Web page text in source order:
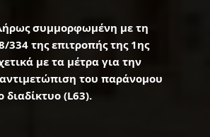
συμμορφωμένη με τη
334 της επιτροπής της 1ης
με τα μέτρα για την
του παράνομου
διαδίκτυο (L63).